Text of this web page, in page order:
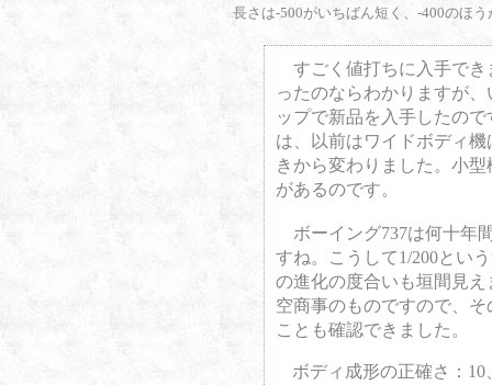
長さは-500がいちばん短く、-400のほ
すごく値打ちに入手でき
ったのならわかりますが
ップで新品を入手したの
は、以前はワイドボディ
きから変わりました。小
があるのです。
ボーイング737は何十年
すね。こうして1/200とい
の進化の度合いも垣間見
空商事のものですので、
ことも確認できました。
ボディ成形の正確さ：